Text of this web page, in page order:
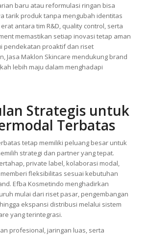
baru atau reformulasi ringan bisa
tarik produk tanpa mengubah identitas
antara tim R&D, quality control, serta
memastikan setiap inovasi tetap aman
pendekatan proaktif dan riset
Jasa Maklon Skincare mendukung brand
lebih maju dalam menghadapi
Strategis untuk
Terbatas
tetap memiliki peluang besar untuk
strategi dan partner yang tepat.
private label, kolaborasi modal,
fleksibilitas sesuai kebutuhan
Efba Kosmetindo menghadirkan
mulai dari riset pasar, pengembangan
ekspansi distribusi melalui sistem
yang terintegrasi.
profesional, jaringan luas, serta